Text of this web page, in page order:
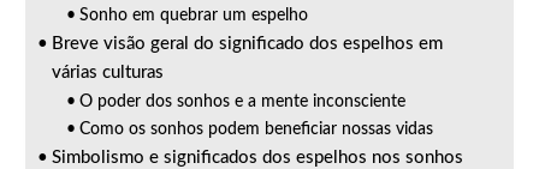
Sonho em quebrar um espelho
Breve visão geral do significado dos espelhos em
várias culturas
O poder dos sonhos e a mente inconsciente
Como os sonhos podem beneficiar nossas vidas
Simbolismo e significados dos espelhos nos sonhos